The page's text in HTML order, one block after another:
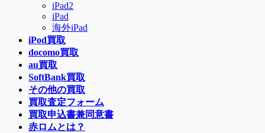
iPad2
iPad
海外iPad
iPod買取
docomo買取
au買取
SoftBank買取
その他の買取
買取査定フォーム
買取申込書兼同意書
赤ロムとは？